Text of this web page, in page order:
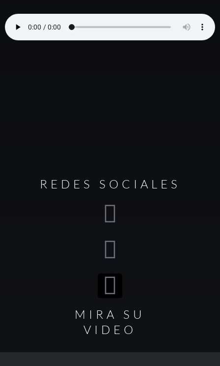
REDES SOCIALES
MIRA SU
VIDEO